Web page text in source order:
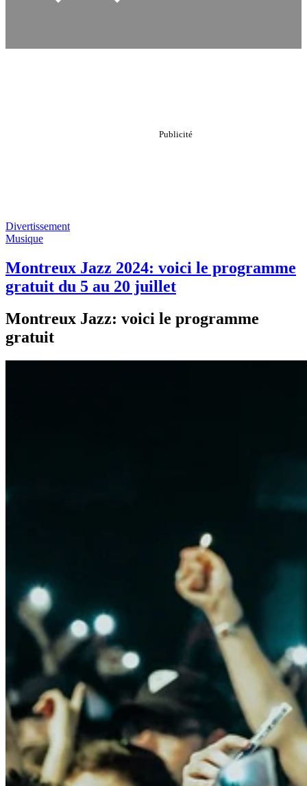
Divertissement
Musique
Montreux Jazz 2024: voici le programme
gratuit du 5 au 20 juillet
Montreux Jazz: voici le programme
gratuit